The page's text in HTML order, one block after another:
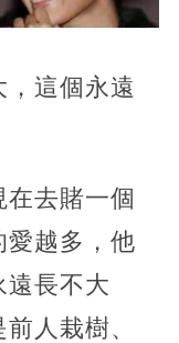
這個永遠
去賭一個
愛越多，他
遠長不大
人栽樹、